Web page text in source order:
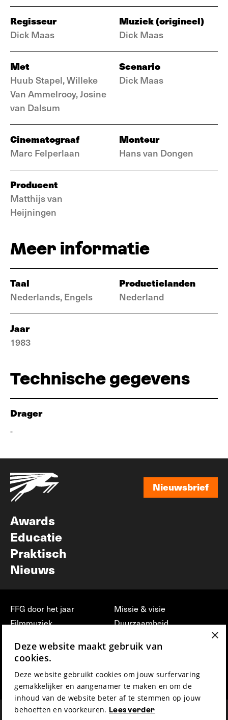
Regisseur
Dick Maas
Muziek (origineel)
Dick Maas
Met
Huub Stapel, Willeke
Van Ammelrooy, Josine
van Dalsum
Scenario
Dick Maas
Cinematograaf
Marc Felperlaan
Monteur
Hans van Dongen
Producent
Matthijs van
Heijningen
Meer informatie
Taal
Nederlands, Engels
Productielanden
Nederland
Jaar
1983
Technische gegevens
Drager
-
Nieuwsbrief
Awards
Educatie
Praktisch
Nieuws
FFG door het jaar
Filmmuziek
Press & Industry
Film Fest Friends
Missie & visie
Duurzaamheid
vrijwilligerswerk bij FFG
Privacy & Disclaimer
×
Deze website maakt gebruik van
cookies.
Deze website gebruikt cookies om jouw surfervaring
gemakkelijker en aangenamer te maken en om de
inhoud van de website beter af te stemmen op jouw
behoeften en voorkeuren. Lees verder